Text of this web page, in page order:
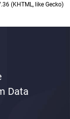
Data
(KHTML, like Gecko)